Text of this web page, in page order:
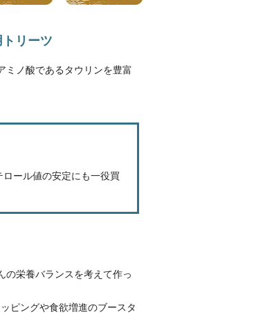
リーツ
ミノ酸であるタウリンを豊富
ール値の安定にも一役買
の栄養バランスを考えて作っ
ピングや食欲増進のブースタ